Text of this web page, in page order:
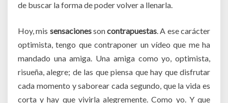
de buscar la forma de poder volver a llenarla.
Hoy, mis sensacionessoncontrapuestas. A ese carácter
optimista, tengo que contraponer un vídeo que me ha
mandado una amiga. Una amiga como yo, optimista,
risueña, alegre; de las que piensa que hay que disfrutar
cada momento y saborear cada segundo, que la vida es
corta y hay que vivirla alegremente. Como yo. Y que